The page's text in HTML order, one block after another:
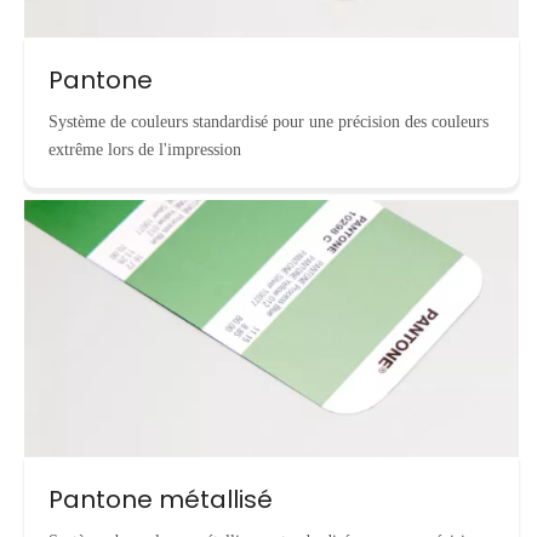
Pantone
Système de couleurs standardisé pour une précision des couleurs
extrême lors de l'impression
Pantone métallisé